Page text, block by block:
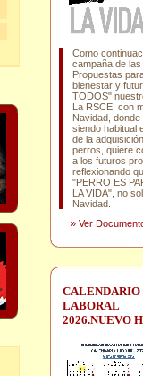
Como
campaña de las
Propuestas
bienestar y
TODOS"
La RSCE, con
Navidad, donde
siendo habitual
de la
perros, quiere
a los futuros
reflexionando
"PERRO ES
LA VIDA", no
Navidad.
» Ver
CALENDARIO
LABORAL
2026.NUEVO